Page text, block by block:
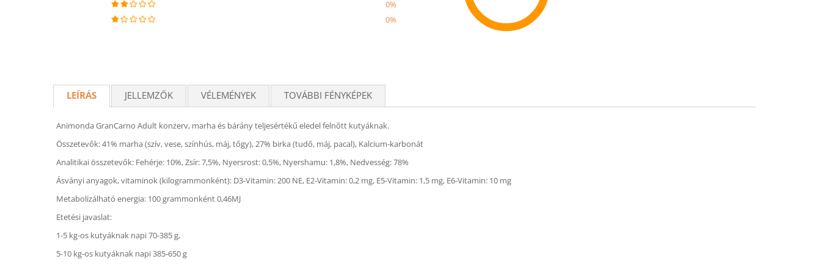
0%
0%
LEÍRÁS JELLEMZŐK VÉLEMÉNYEK TOVÁBBI FÉNYKÉPEK
Animonda GranCarno Adult konzerv, marha és bárány teljesértékű eledel felnőtt kutyáknak.
Összetevők: 41% marha (szív, vese, színhús, máj, tőgy), 27% birka (tudő, máj, pacal), Kalcium-karbonát
Analitikai összetevők: Fehérje: 10%, Zsír: 7,5%, Nyersrost: 0,5%, Nyershamu: 1,8%, Nedvesség: 78%
Ásványi anyagok, vitaminok (kilogrammonként): D3-Vitamin: 200 NE, E2-Vitamin: 0,2 mg, E5-Vitamin: 1,5 mg, E6-Vitamin: 10 mg
Metabolizálható energia: 100 grammonként 0,46MJ
Etetési javaslat:
1-5 kg-os kutyáknak napi 70-385 g,
5-10 kg-os kutyáknak napi 385-650 g